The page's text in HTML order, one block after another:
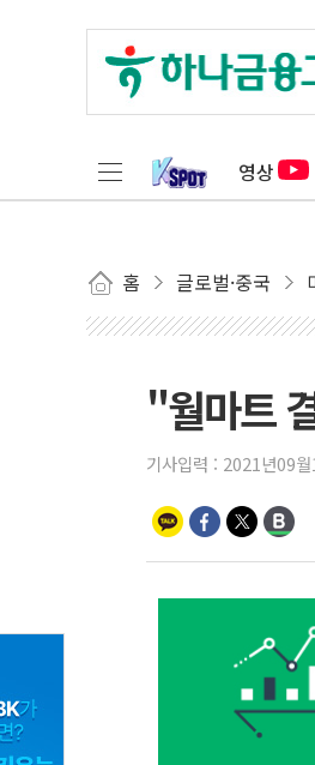
영상
홈 글로벌·중국
"월마트
기사입력 : 2021년09